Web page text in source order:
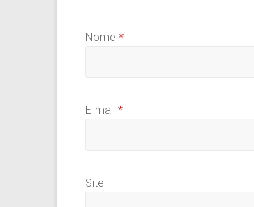
Nome *
E-mail *
Site